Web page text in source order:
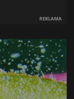
REKLAMA